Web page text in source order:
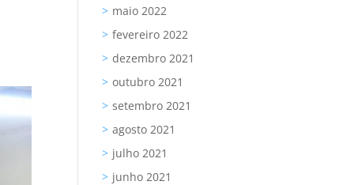
maio 2022
fevereiro 2022
dezembro 2021
outubro 2021
setembro 2021
agosto 2021
julho 2021
junho 2021